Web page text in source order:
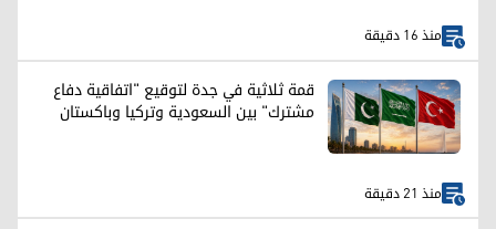
منذ 16 دقيقة
قمة ثلاثية في جدة لتوقيع "اتفاقية دفاع
مشترك" بين السعودية وتركيا وباكستان
منذ 21 دقيقة